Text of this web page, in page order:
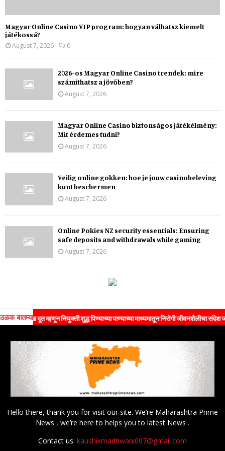
Magyar Online Casino VIP program: hogyan válhatsz kiemelt
játékossá?
August 7, 2026
0
2026-os Magyar Online Casino trendek: mire
számíthatsz a jövőben?
August 7, 2026
Magyar Online Casino biztonságos játékélmény:
Mit érdemes tudni?
August 7, 2026
Veilig online gokken: hoe je jouw casinobeleving
kunt beschermen
August 7, 2026
Online Pokies NZ security essentials: Ensuring
safe deposits and withdrawals while gaming
August 7, 2026
ठळक बातम्या
दूत म्हणून नियुक्ती शुद्ध पिण्याच्या पाण्याच्या माध्यमातून निरोगी जीवनशैलीचा संदेश जनतेपर्यंत
Hello there, thank you for visit our site. We’re Maharashtra Prime
News , we’re here to helps you to latest News .
Contact us: kaushikmadhwani007@gmail.com